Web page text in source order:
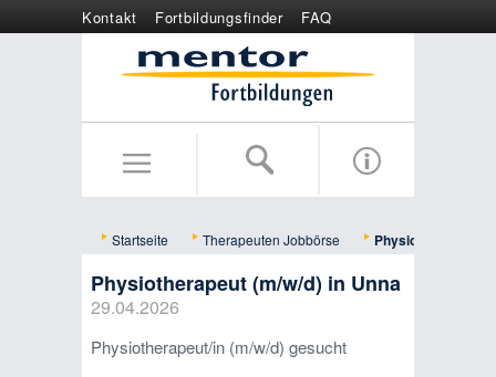
Kontakt Fortbildungsfinder
FAQ
Online anmelden
Wertgutschein
Startseite Therapeuten Jobbörse Physiotherapeut
Physiotherapeut (m/w/d) in Unna
29.04.2026
Physiotherapeut/in (m/w/d) gesucht